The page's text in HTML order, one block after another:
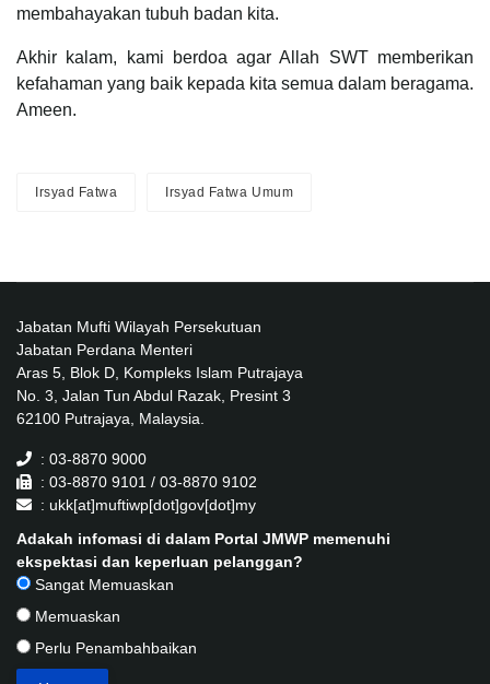
membahayakan tubuh badan kita.
Akhir kalam, kami berdoa agar Allah SWT memberikan
kefahaman yang baik kepada kita semua dalam beragama.
Ameen.
Irsyad Fatwa Irsyad Fatwa Umum
Jabatan Mufti Wilayah Persekutuan
Jabatan Perdana Menteri
Aras 5, Blok D, Kompleks Islam Putrajaya
No. 3, Jalan Tun Abdul Razak, Presint 3
62100 Putrajaya, Malaysia.
: 03-8870 9000
: 03-8870 9101 / 03-8870 9102
: ukk[at]muftiwp[dot]gov[dot]my
Adakah infomasi di dalam Portal JMWP memenuhi
ekspektasi dan keperluan pelanggan?
Sangat Memuaskan
Memuaskan
Perlu Penambahbaikan